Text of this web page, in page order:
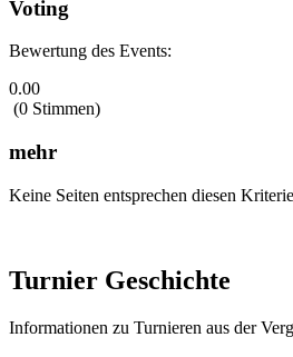
Voting
Bewertung des Events:
0.00
(0 Stimmen)
mehr
Keine Seiten entsprechen diesen
Turnier Geschichte
Informationen zu Turnieren aus der